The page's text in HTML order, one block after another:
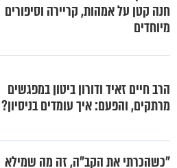
חנה קטן על אמהות, קריירה וסיפורים
מיוחדים
הרב חיים זאיד ודורון ביטון במפגשים
מרתקים, והפעם: איך עומדים בניסיון?
"כשהכרתי את הקב"ה, זה מה שמילא